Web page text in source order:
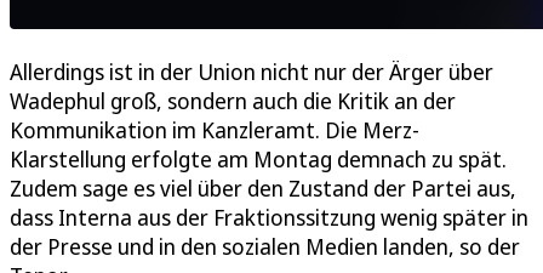
Allerdings ist in der Union nicht nur der Ärger über
Wadephul groß, sondern auch die Kritik an der
Kommunikation im Kanzleramt. Die Merz-
Klarstellung erfolgte am Montag demnach zu spät.
Zudem sage es viel über den Zustand der Partei aus,
dass Interna aus der Fraktionssitzung wenig später in
der Presse und in den sozialen Medien landen, so der